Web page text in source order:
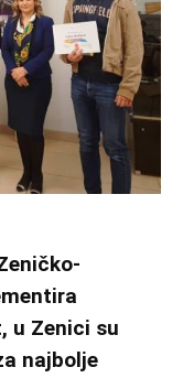
u Zenici su
najbolje